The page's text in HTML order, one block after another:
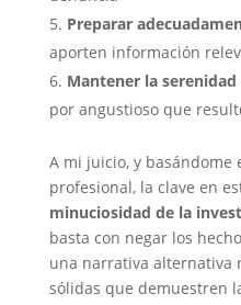
Preparar
aporten información
Mantener la serenidad
por angustioso que
A mi juicio, y basándome
profesional, la clave en
minuciosidad de la
basta con negar los
una narrativa alternativa
sólidas que demuestren